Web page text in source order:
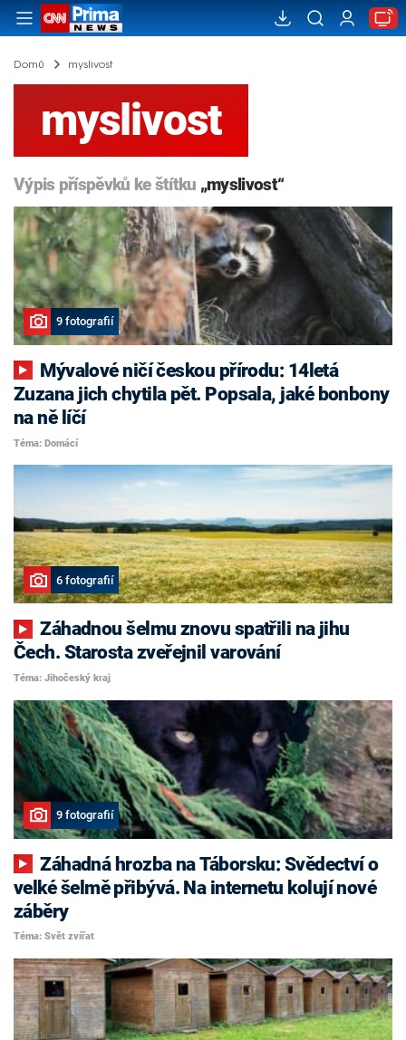
Domů myslivost
myslivost
Výpis příspěvků ke štítku „myslivost“
9 fotografií
Zuzana jich chytila pět. Popsala, jaké bonbony
na ně líčí
Téma: Domácí
6 fotografií
Záhadnou šelmu znovu spatřili na jihu
Čech. Starosta zveřejnil varování
Téma: Jihočeský kraj
9 fotografií
Záhadná hrozba na Táborsku: Svědectví o
velké šelmě přibývá. Na internetu kolují nové
záběry
Téma: Svět zvířat